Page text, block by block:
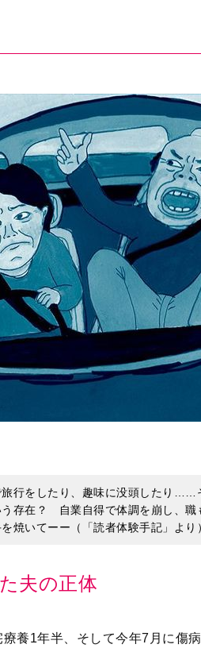
旅行をしたり、趣味に没頭したり……
存在？ 自業自得で体調を崩し、職
焼いてーー（「読者体験手記」より）
夫の正体
養1年半、そして今年7月に傷